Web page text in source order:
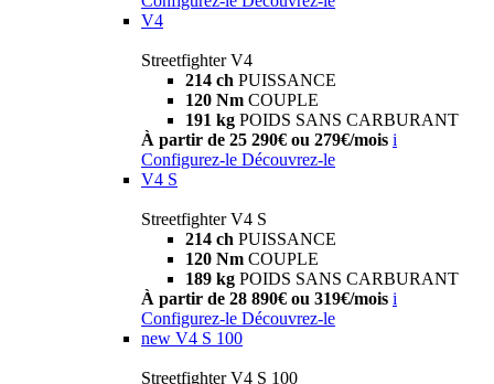
V4
Streetfighter V4
214 ch PUISSANCE
120 Nm COUPLE
191 kg POIDS SANS CARBURANT
À partir de 25 290€ ou 279€/mois i
Configurez-le Découvrez-le
V4 S
Streetfighter V4 S
214 ch PUISSANCE
120 Nm COUPLE
189 kg POIDS SANS CARBURANT
À partir de 28 890€ ou 319€/mois i
Configurez-le Découvrez-le
new V4 S 100
Streetfighter V4 S 100